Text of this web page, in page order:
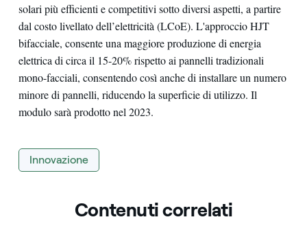
solari più efficienti e competitivi sotto diversi aspetti, a partire
dal costo livellato dell’elettricità (LCoE). L'approccio HJT
bifacciale, consente una maggiore produzione di energia
elettrica di circa il 15-20% rispetto ai pannelli tradizionali
mono-facciali, consentendo così anche di installare un numero
minore di pannelli, riducendo la superficie di utilizzo. Il
modulo sarà prodotto nel 2023.
Innovazione
Contenuti correlati